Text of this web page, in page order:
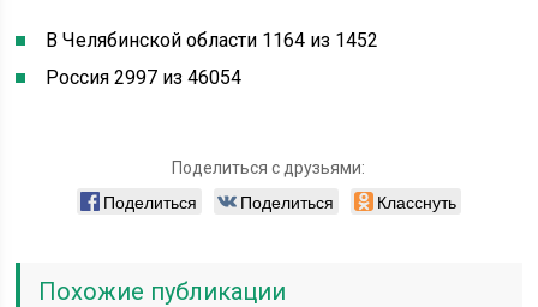
В Челябинской области 1164 из 1452
Россия 2997 из 46054
Поделиться с друзьями:
Поделиться Поделиться Класснуть
Похожие публикации